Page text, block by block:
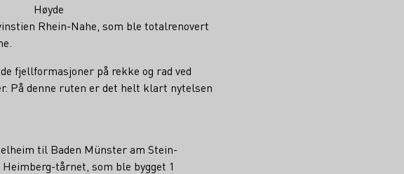
Høyde
Rhein-Nahe, som ble totalrenovert
fjellformasjoner på rekke og rad ved
På denne ruten er det helt klart nytelsen
til Baden Münster am Stein-
tårnet, som ble bygget 1